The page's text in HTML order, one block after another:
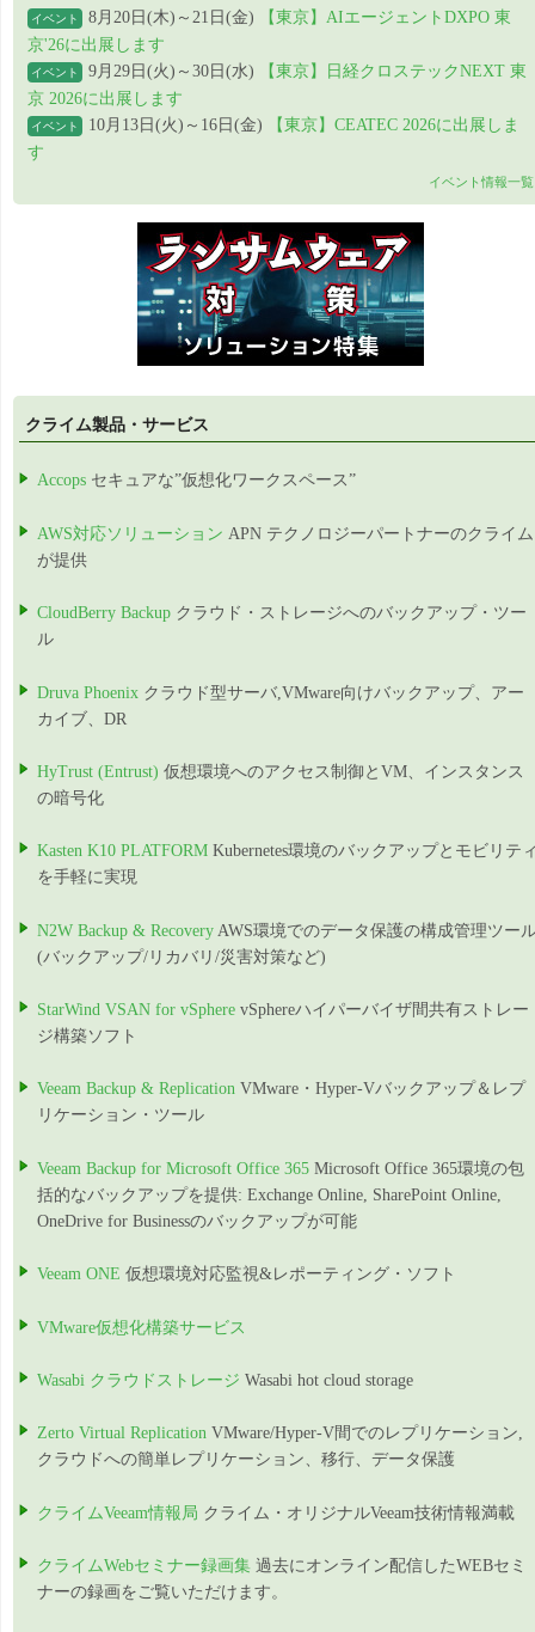
イベント 8月20日(木)～21日(金)
【東京】AIエージェントDXPO 東
京'26に出展します
イベント 9月29日(火)～30日(水)
【東京】日経クロステックNEXT 東
京 2026に出展します
イベント 10月13日(火)～16日(金)
【東京】CEATEC 2026に出展しま
す
イベント情報一覧
クライム製品・サービス
Accops セキュアな”仮想化ワークスペース”
AWS対応ソリューション APN テクノロジーパートナーのクライム
が提供
CloudBerry Backup クラウド・ストレージへのバックアップ・ツー
ル
Druva Phoenix クラウド型サーバ,VMware向けバックアップ、アー
カイブ、DR
HyTrust (Entrust) 仮想環境へのアクセス制御とVM、インスタンス
の暗号化
Kasten K10 PLATFORM Kubernetes環境のバックアップとモビリテ
を手軽に実現
N2W Backup & Recovery AWS環境でのデータ保護の構成管理ツー
(バックアップ/リカバリ/災害対策など)
StarWind VSAN for vSphere vSphereハイパーバイザ間共有ストレー
ジ構築ソフト
Veeam Backup & Replication VMware・Hyper-Vバックアップ＆レプ
リケーション・ツール
Veeam Backup for Microsoft Office 365 Microsoft Office 365環境の包
括的なバックアップを提供: Exchange Online, SharePoint Online,
OneDrive for Businessのバックアップが可能
Veeam ONE 仮想環境対応監視&レポーティング・ソフト
VMware仮想化構築サービス
Wasabi クラウドストレージ Wasabi hot cloud storage
Zerto Virtual Replication VMware/Hyper-V間でのレプリケーション,
クラウドへの簡単レプリケーション、移行、データ保護
クライムVeeam情報局 クライム・オリジナルVeeam技術情報満載
クライムWebセミナー録画集 過去にオンライン配信したWEBセミ
ナーの録画をご覧いただけます。